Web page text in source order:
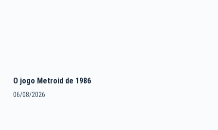
O jogo Metroid de 1986
06/08/2026